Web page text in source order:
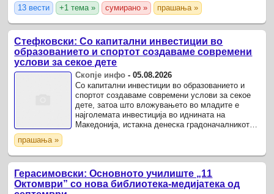
13 вести
+1 тема » сумирано » прашања »
Стефковски: Со капитални инвестиции во
образованието и спортот создаваме современи
услови за секое дете
Скопје инфо -05.08.2026
Со капитални инвестиции во образованието и
спортот создаваме современи услови за секое
дете, затоа што вложувањето во младите е
најголемата инвестиција во иднината на
Македонија, истакна денеска градоначалникот
прашања »
Герасимовски: Основното училиште „11
Октомври” со нова библиотека-медијатека од